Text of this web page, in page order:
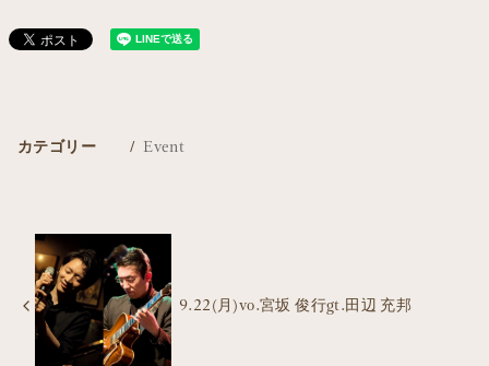
カテゴリー Event
9.22(月)vo.宮坂 俊行gt.田辺 充邦